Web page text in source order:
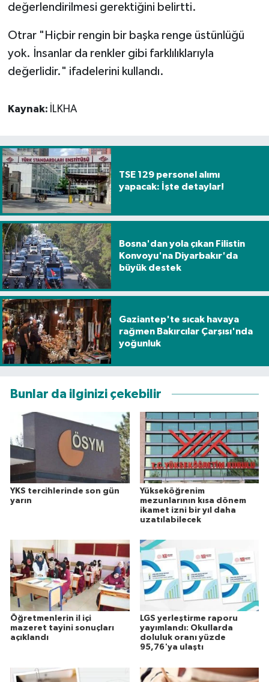
değerlendirilmesi gerektiğini belirtti.
Otrar "Hiçbir rengin bir başka renge üstünlüğü
yok. İnsanlar da renkler gibi farklılıklarıyla
değerlidir." ifadelerini kullandı.
Kaynak: İLKHA
TSE 129 personel alımı
yapacak: İşte detaylar!
Bosna'dan yola çıkan Filistin
Konvoyu'na Diyarbakır'da
büyük destek
Gaziantep'te sıcak havaya
rağmen Bakırcılar Çarşısı'nda
yoğunluk
Bunlar da ilginizi çekebilir
YKS tercihlerinde son gün
yarın
Yükseköğrenim
mezunlarının kısa dönem
ikamet izni bir yıl daha
uzatılabilecek
Öğretmenlerin il içi
mazeret tayini sonuçları
açıklandı
LGS yerleştirme raporu
yayımlandı: Okullarda
doluluk oranı yüzde
95,76'ya ulaştı